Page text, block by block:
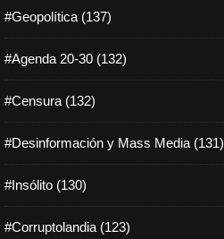
#Geopolítica (137)
#Agenda 20-30 (132)
#Censura (132)
#Desinformación y Mass Media (131)
#Insólito (130)
#Corruptolandia (123)